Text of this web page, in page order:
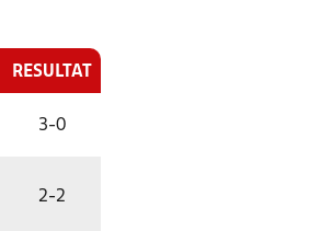
RESULTAT
3-0
2-2